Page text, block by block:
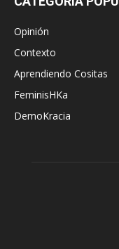
Opinión
Contexto
Aprendiendo Cositas
FeminisHKa
DemoKracia